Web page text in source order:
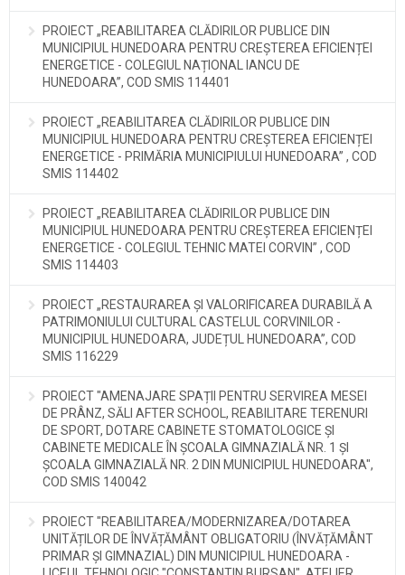
PROIECT „REABILITAREA CLĂDIRILOR PUBLICE DIN
MUNICIPIUL HUNEDOARA PENTRU CREȘTEREA EFICIENȚEI
ENERGETICE - COLEGIUL NAȚIONAL IANCU DE
HUNEDOARA”, COD SMIS 114401
PROIECT „REABILITAREA CLĂDIRILOR PUBLICE DIN
MUNICIPIUL HUNEDOARA PENTRU CREȘTEREA EFICIENȚEI
ENERGETICE - PRIMĂRIA MUNICIPIULUI HUNEDOARA” , COD
SMIS 114402
PROIECT „REABILITAREA CLĂDIRILOR PUBLICE DIN
MUNICIPIUL HUNEDOARA PENTRU CREȘTEREA EFICIENȚEI
ENERGETICE - COLEGIUL TEHNIC MATEI CORVIN” , COD
SMIS 114403
PROIECT „RESTAURAREA ȘI VALORIFICAREA DURABILĂ A
PATRIMONIULUI CULTURAL CASTELUL CORVINILOR -
MUNICIPIUL HUNEDOARA, JUDEȚUL HUNEDOARA”, COD
SMIS 116229
PROIECT "AMENAJARE SPAȚII PENTRU SERVIREA MESEI
DE PRÂNZ, SĂLI AFTER SCHOOL, REABILITARE TERENURI
DE SPORT, DOTARE CABINETE STOMATOLOGICE ȘI
CABINETE MEDICALE ÎN ȘCOALA GIMNAZIALĂ NR. 1 ȘI
ȘCOALA GIMNAZIALĂ NR. 2 DIN MUNICIPIUL HUNEDOARA",
COD SMIS 140042
PROIECT "REABILITAREA/MODERNIZAREA/DOTAREA
UNITĂȚILOR DE ÎNVĂȚĂMÂNT OBLIGATORIU (ÎNVĂȚĂMÂNT
PRIMAR ȘI GIMNAZIAL) DIN MUNICIPIUL HUNEDOARA -